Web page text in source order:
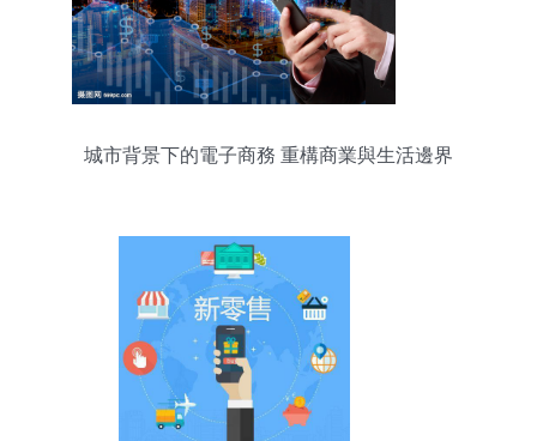
城市背景下的電子商務 重構商業與生活邊界